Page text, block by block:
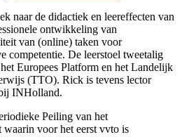
naar de didactiek en leereffecten van
ontwikkeling van
van (online) taken voor
competentie. De leerstoel tweetalig
Europees Platform en het Landelijk
(TTO). Rick is tevens lector
INHolland.
Peiling van het
voor het eerst vvto is